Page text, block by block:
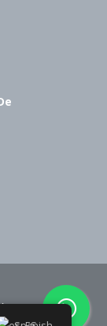
CORAZÓN